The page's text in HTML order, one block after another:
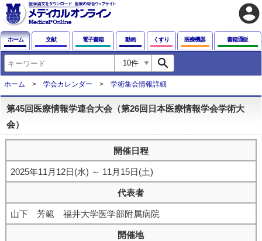
account_circle
ホーム 文献 電子書籍 動画 くすり 医療機器 書籍通販
search
ホーム 学会カレンダー 学術集会情報詳細
第45回医療情報学連合大会（第26回日本医療情報学会学術大
会）
開催日程
2025年11月12日(水) ～ 11月15日(土)
代表者
山下 芳範 福井大学医学部附属病院
開催地